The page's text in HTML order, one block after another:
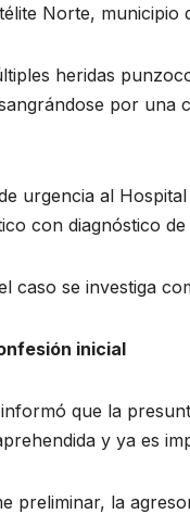
Norte, municipio
heridas
por una
urgencia al
con diagnóstico
caso se investiga
inicial
que la
y ya es
preliminar, la